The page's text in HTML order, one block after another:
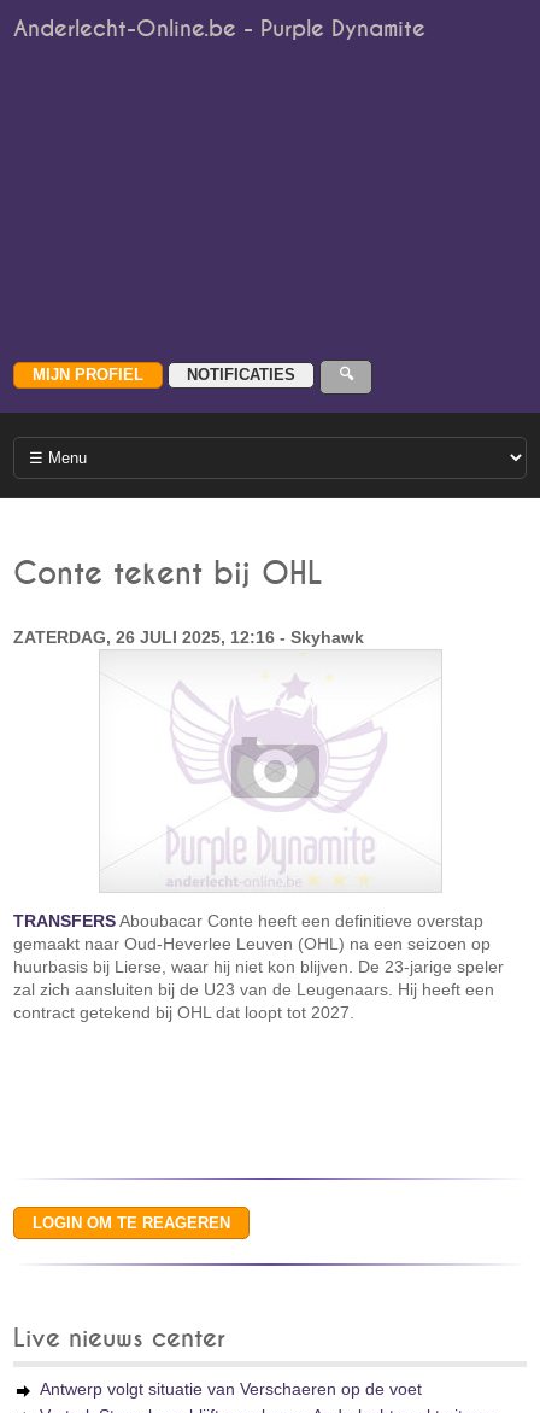
Anderlecht-Online.be - Purple Dynamite
Conte tekent bij OHL
ZATERDAG, 26 JULI 2025, 12:16 - Skyhawk
TRANSFERSAboubacar Conte heeft een definitieve overstap
gemaakt naar Oud-Heverlee Leuven (OHL) na een seizoen op
huurbasis bij Lierse, waar hij niet kon blijven. De 23-jarige speler
zal zich aansluiten bij de U23 van de Leugenaars. Hij heeft een
contract getekend bij OHL dat loopt tot 2027.
Live nieuws center
Antwerp volgt situatie van Verschaeren op de voet